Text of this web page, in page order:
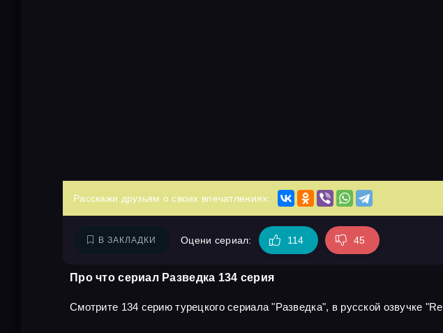
Расскажи друзьям о своих впечатлениях:
В ЗАКЛАДКИ Оцени сериал: 114 45
Про что сериал Разведка 134 серия
Смотрите 134 серию турецкого сериала "Разведка", в русской озвучке